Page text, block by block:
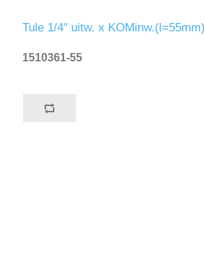
Tule 1/4" uitw. x KOMinw.(l=55mm)
1510361-55